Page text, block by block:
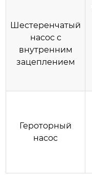
Шестеренчатый
насосс
внутренним
зацеплением
Героторный
насос